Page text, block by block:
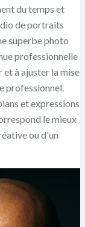
du temps et
de portraits
superbe photo
professionnelle
à ajuster la mise
professionnel.
et expressions
le mieux
ou d'un